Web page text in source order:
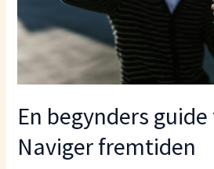
En begynders
Naviger fremtiden